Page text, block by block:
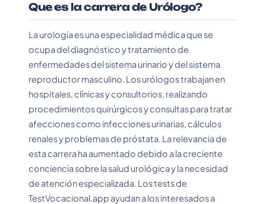
Que es la carrera de Urólogo?
La urología es una especialidad médica que se
ocupa del diagnóstico y tratamiento de
enfermedades del sistema urinario y del sistema
reproductor masculino. Los urólogos trabajan en
hospitales, clínicas y consultorios, realizando
procedimientos quirúrgicos y consultas para tratar
afecciones como infecciones urinarias, cálculos
renales y problemas de próstata. La relevancia de
esta carrera ha aumentado debido a la creciente
conciencia sobre la salud urológica y la necesidad
de atención especializada. Los tests de
TestVocacional.app ayudan a los interesados a